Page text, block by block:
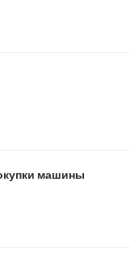
машины